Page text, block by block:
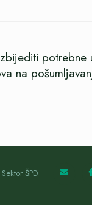
potrebne
na
ŠPD